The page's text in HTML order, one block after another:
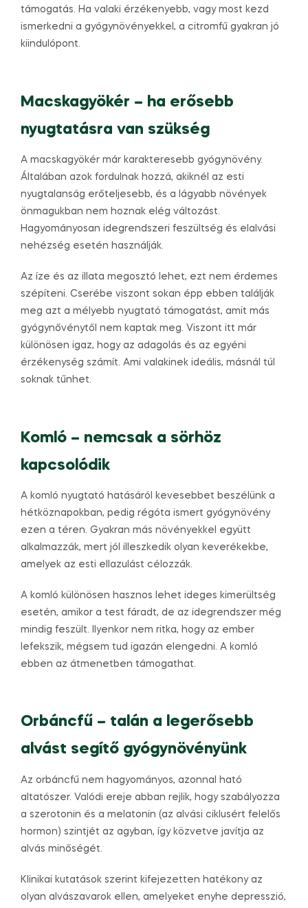
támogatás. Ha valaki érzékenyebb, vagy most kezd
ismerkedni a gyógynövényekkel, a citromfű gyakran jó
kiindulópont.
Macskagyökér – ha erősebb
nyugtatásra van szükség
A macskagyökér már karakteresebb gyógynövény.
Általában azok fordulnak hozzá, akiknél az esti
nyugtalanság erőteljesebb, és a lágyabb növények
önmagukban nem hoznak elég változást.
Hagyományosan idegrendszeri feszültség és elalvási
nehézség esetén használják.
Az íze és az illata megosztó lehet, ezt nem érdemes
szépíteni. Cserébe viszont sokan épp ebben találják
meg azt a mélyebb nyugtató támogatást, amit más
gyógynővénytől nem kaptak meg. Viszont itt már
különösen igaz, hogy az adagolás és az egyéni
érzékenység számít. Ami valakinek ideális, másnál túl
soknak tűnhet.
Komló – nemcsak a sörhöz
kapcsolódik
A komló nyugtató hatásáról kevesebbet beszélünk a
hétköznapokban, pedig régóta ismert gyógynövény
ezen a téren. Gyakran más növényekkel együtt
alkalmazzák, mert jól illeszkedik olyan keverékekbe,
amelyek az esti ellazulást célozzák.
A komló különösen hasznos lehet ideges kimerültség
esetén, amikor a test fáradt, de az idegrendszer még
mindig feszült. Ilyenkor nem ritka, hogy az ember
lefekszik, mégsem tud igazán elengedni. A komló
ebben az átmenetben támogathat.
Orbáncfű – talán a legerősebb
alvást segítő gyógynövényünk
Az orbáncfű nem hagyományos, azonnal ható
altatószer. Valódi ereje abban rejlik, hogy szabályozza
a szerotonin és a melatonin (az alvási ciklusért felelős
hormon) szintjét az agyban, így közvetve javítja az
alvás minőségét.
Klinikai kutatások szerint kifejezetten hatékony az
olyan alvászavarok ellen, amelyeket enyhe depresszió,